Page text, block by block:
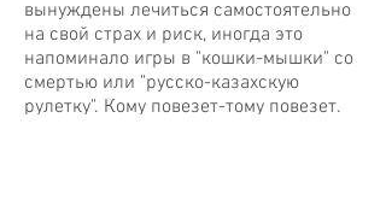
вынуждены лечиться самостоятельно
на свой страх и риск, иногда это
напоминало игры в "кошки-мышки" со
смертью или "русско-казахскую
рулетку". Кому повезет-тому повезет.